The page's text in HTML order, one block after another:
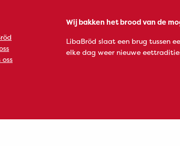
Wij bakken het brood van de
LibaBröd slaat een brug tussen
elke dag weer nieuwe